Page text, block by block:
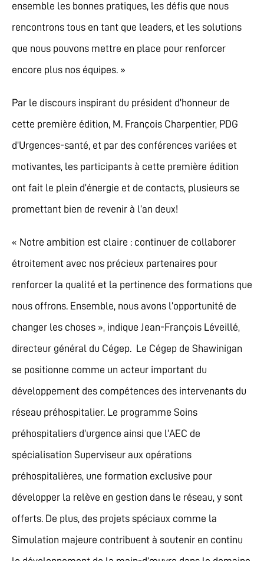
ensemble les bonnes pratiques, les défis que nous
rencontrons tous en tant que leaders, et les solutions
que nous pouvons mettre en place pour renforcer
encore plus nos équipes. »
Par le discours inspirant du président d’honneur de
cette première édition, M. François Charpentier, PDG
d’Urgences-santé, et par des conférences variées et
motivantes, les participants à cette première édition
ont fait le plein d’énergie et de contacts, plusieurs se
promettant bien de revenir à l’an deux!
« Notre ambition est claire : continuer de collaborer
étroitement avec nos précieux partenaires pour
renforcer la qualité et la pertinence des formations que
nous offrons. Ensemble, nous avons l’opportunité de
changer les choses », indique Jean-François Léveillé,
directeur général du Cégep. Le Cégep de Shawinigan
se positionne comme un acteur important du
développement des compétences des intervenants du
réseau préhospitalier. Le programme Soins
préhospitaliers d’urgence ainsi que l’AEC de
spécialisation Superviseur aux opérations
préhospitalières, une formation exclusive pour
développer la relève en gestion dans le réseau, y sont
offerts. De plus, des projets spéciaux comme la
Simulation majeure contribuent à soutenir en continu